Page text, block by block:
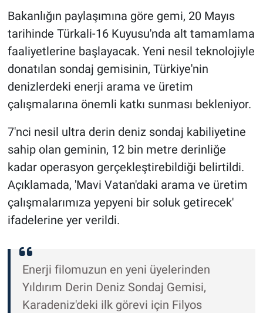
Bakanlığın paylaşımına göre gemi, 20 Mayıs
tarihinde Türkali-16 Kuyusu'nda alt tamamlama
faaliyetlerine başlayacak. Yeni nesil teknolojiyle
donatılan sondaj gemisinin, Türkiye'nin
denizlerdeki enerji arama ve üretim
çalışmalarına önemli katkı sunması bekleniyor.
7'nci nesil ultra derin deniz sondaj kabiliyetine
sahip olan geminin, 12 bin metre derinliğe
kadar operasyon gerçekleştirebildiği belirtildi.
Açıklamada, 'Mavi Vatan'daki arama ve üretim
çalışmalarımıza yepyeni bir soluk getirecek'
ifadelerine yer verildi.
Enerji filomuzun en yeni üyelerinden
Yıldırım Derin Deniz Sondaj Gemisi,
Karadeniz'deki ilk görevi için Filyos